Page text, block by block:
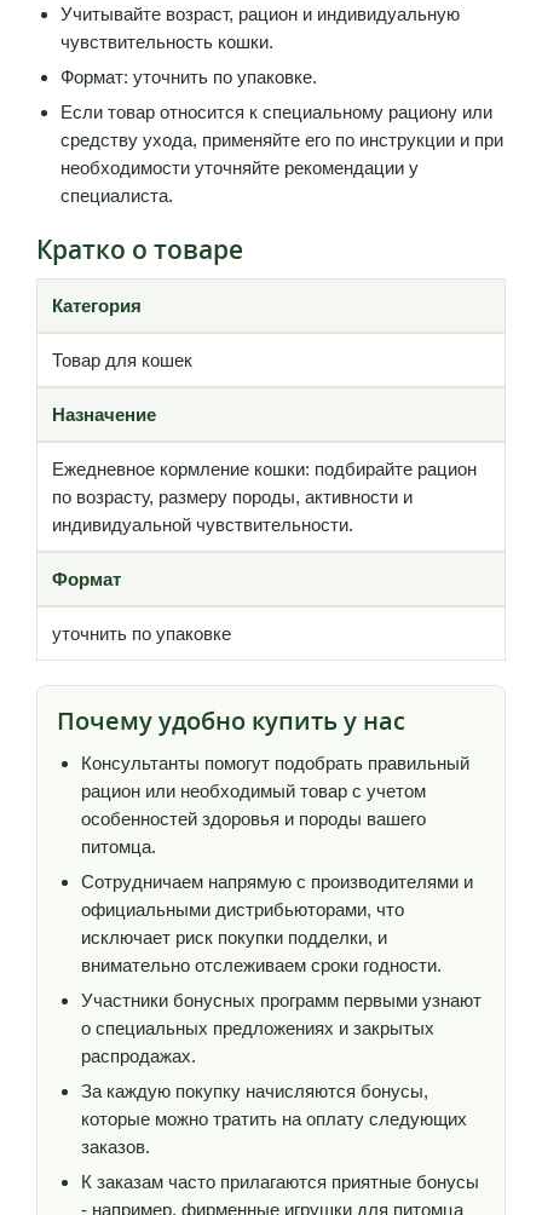
Учитывайте возраст, рацион и индивидуальную
чувствительность кошки.
Формат: уточнить по упаковке.
Если товар относится к специальному рациону или
средству ухода, применяйте его по инструкции и при
необходимости уточняйте рекомендации у
специалиста.
Кратко о товаре
Категория
Товар для кошек
Назначение
Ежедневное кормление кошки: подбирайте рацион
по возрасту, размеру породы, активности и
индивидуальной чувствительности.
Формат
уточнить по упаковке
Почему удобно купить у нас
Консультанты помогут подобрать правильный
рацион или необходимый товар с учетом
особенностей здоровья и породы вашего
питомца.
Сотрудничаем напрямую с производителями и
официальными дистрибьюторами, что
исключает риск покупки подделки, и
внимательно отслеживаем сроки годности.
Участники бонусных программ первыми узнают
о специальных предложениях и закрытых
распродажах.
За каждую покупку начисляются бонусы,
которые можно тратить на оплату следующих
заказов.
К заказам часто прилагаются приятные бонусы
- например, фирменные игрушки для питомца